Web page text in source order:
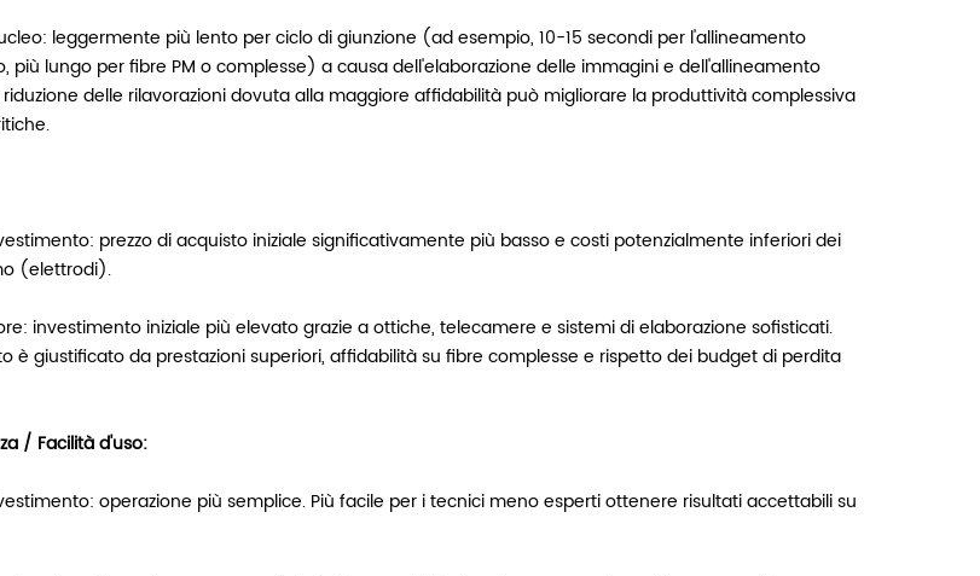
leggermente più lento per ciclo di giunzione (ad esempio, 10-15 secondi per l'allineamento
più lungo per fibre PM o complesse) a causa dell'elaborazione delle immagini e dell'allineamento
riduzione delle rilavorazioni dovuta alla maggiore affidabilità può migliorare la produttività complessiva
prezzo di acquisto iniziale significativamente più basso e costi potenzialmente inferiori dei
(elettrodi).
investimento iniziale più elevato grazie a ottiche, telecamere e sistemi di elaborazione sofisticati.
è giustificato da prestazioni superiori, affidabilità su fibre complesse e rispetto dei budget di perdita
/ Facilità d'uso:
operazione più semplice. Più facile per i tecnici meno esperti ottenere risultati accettabili su